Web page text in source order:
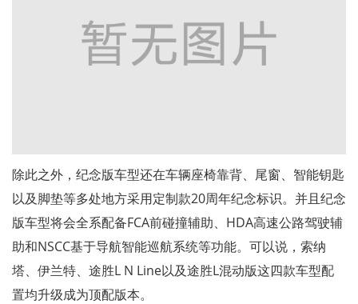
除此之外，纪念版车型还在车辆座椅靠背、尾窗、智能钥匙
以及脚垫等多处地方采用定制款20周年纪念标识。并且纪念
版车型将会全系配备FCA前碰撞辅助、HDA高速公路驾驶辅
助和NSCC基于导航智能巡航系统等功能。可以说，索纳
塔、伊兰特、途胜L N Line以及途胜L混动版这四款车型配
置均升级成为顶配版本。